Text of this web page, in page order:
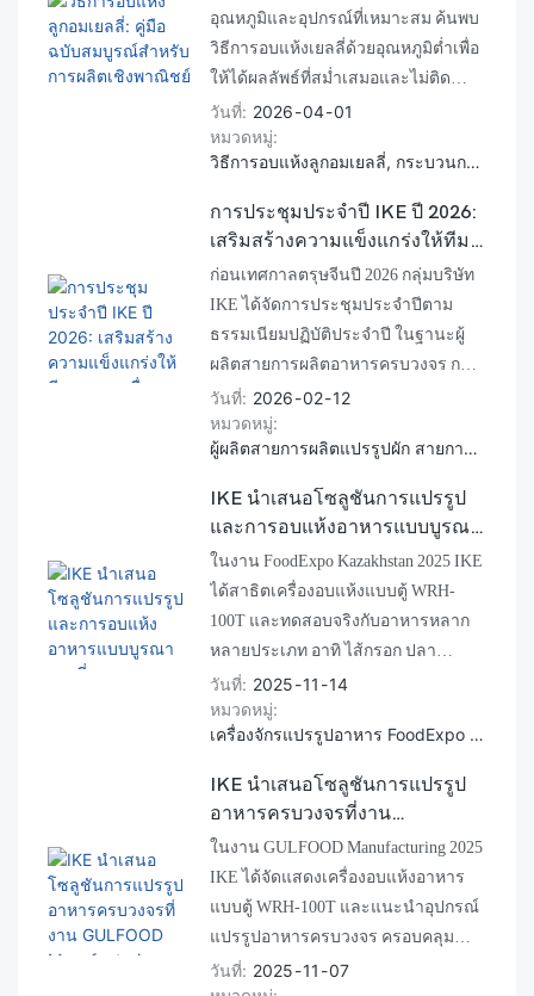
อุณหภูมิและอุปกรณ์ที่เหมาะสม ค้นพบ
วิธีการอบแห้งเยลลี่ด้วยอุณหภูมิต่ำเพื่อ
ให้ได้ผลลัพธ์ที่สม่ำเสมอและไม่ติด
กระทะ
วันที่ 2026 04 01
หมวดหมู่
วิธีการอบแห้งลูกอมเยลลี่, กระบวนการอบแห้งเยลลี่, เครื่องอบแห้งเยลลี่
การประชุมประจำปี IKE ปี 2026:
เสริมสร้างความแข็งแกร่งให้ทีม
ของเราเพื่อโซลูชันการแปรรูป
อาหารแบบครบวงจร
ก่อนเทศกาลตรุษจีนปี 2026 กลุ่มบริษัท
IKE ได้จัดการประชุมประจำปีตาม
ธรรมเนียมปฏิบัติประจำปี ในฐานะผู้
ผลิตสายการผลิตอาหารครบวงจร การ
ประชุมครั้งนี้มุ่งเน้นไปที่การเสริมสร้าง
ความร่วมมือระหว่างทีมวิศวกรรม การ
ผลิต และโครงการ การประชุมครั้งนี้
ตอกย้ำความมุ่งมั่นของเราในการส่ง
มอบโซลูชันการแปรรูปอาหารแบบ
ครบวงจร ตั้งแต่การล้างและการหั่น ไป
จนถึงการอบแห้งและการบรรจุภัณฑ์
ให้แก่ลูกค้าทั่วโลก
วันที่ 2026 02 12
หมวดหมู่
ผู้ผลิตสายการผลิตแปรรูปผัก สายการผลิตแปรรูปผลไม้ สายการผลิตอาหาร
IKE นำเสนอโซลูชันการแปรรูป
และการอบแห้งอาหารแบบบูรณา
การที่งาน FoodExpo
Kazakhstan 2025
ในงาน FoodExpo Kazakhstan 2025 IKE
ได้สาธิตเครื่องอบแห้งแบบตู้ WRH-
100T และทดสอบจริงกับอาหารหลาก
หลายประเภท อาทิ ไส้กรอก ปลา
แอปเปิล บรอกโคลี เนื้อวัว เนื้อไก่ และ
พริก นอกจากนี้ บริษัทยังได้นำเสนอ
โซลูชันการอบแห้งอุตสาหกรรมครบ
วงจร ทั้งห้องอบแห้ง ห้องปั๊มความร้อน
และสายการผลิตแบบต่อเนื่อง รวมถึง
เครื่องล้าง เครื่องปอก เครื่องหั่น และ
เครื่องบรรจุ ซึ่งนำเสนอโซลูชันแบบ
ครบวงจรสำหรับสายการผลิตอาหาร
วันที่ 2025 11
14
หมวดหมู่
เครื่องจักรแปรรูปอาหาร FoodExpo Kazakhstan เครื่องจักร IKE
IKE นำเสนอโซลูชันการแปรรูป
อาหารครบวงจรที่งาน
GULFOOD Manufacturing
2025
ในงาน GULFOOD Manufacturing 2025
IKE ได้จัดแสดงเครื่องอบแห้งอาหาร
แบบตู้ WRH-100T และแนะนำอุปกรณ์
แปรรูปอาหารครบวงจร ครอบคลุม
ตั้งแต่เครื่องล้าง เครื่องปอกเปลือก
วันที่ 2025 11
07